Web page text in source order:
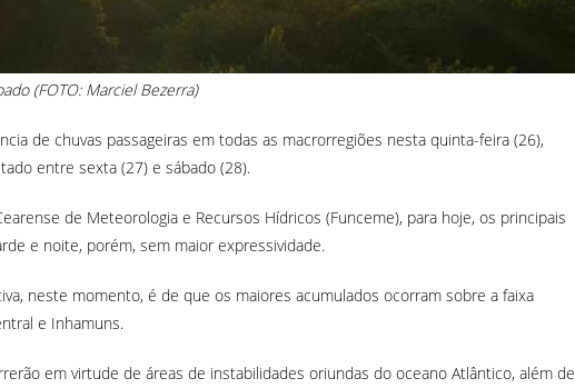
(FOTO: Marciel Bezerra)
de chuvas passageiras em todas as macrorregiões nesta quinta-feira (26),
entre sexta (27) e sábado (28).
de Meteorologia e Recursos Hídricos (Funceme), para hoje, os principais
e noite, porém, sem maior expressividade.
neste momento, é de que os maiores acumulados ocorram sobre a faixa
e Inhamuns.
em virtude de áreas de instabilidades oriundas do oceano Atlântico, além de